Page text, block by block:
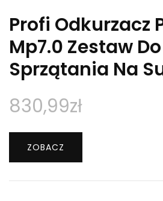
Profi Odkurzacz
Mp7.0 Zestaw Do
Sprzątania Na
830,99zł
ZOBACZ